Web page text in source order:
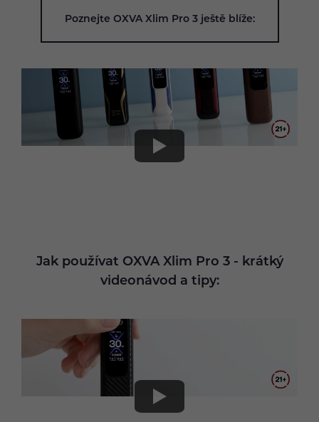
Poznejte OXVA Xlim Pro 3 ještě blíže:
Jak používat OXVA Xlim Pro 3 - krátký
videonávod a tipy: